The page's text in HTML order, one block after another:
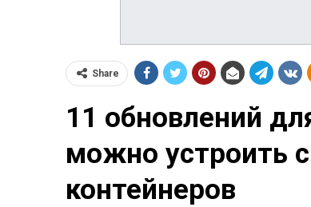
Share
11 обновлений
можно устроить
контейнеров